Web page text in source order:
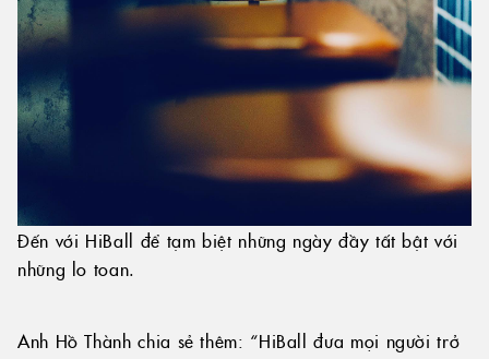
Đến với HiBall để tạm biệt những ngày đầy tất bật với
những lo toan.
Anh Hồ Thành chia sẻ thêm: “HiBall đưa mọi người trở